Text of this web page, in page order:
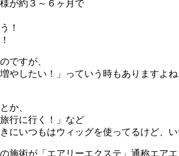
が約３～６ヶ月で
！
ですが、
やしたい！」っていう時もありますよね
か、
行に行く！」など
にいつもはウィッグを使ってるけど、
施術が「エアリーエクステ」通称エアエ